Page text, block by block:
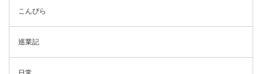
こんぴら
巡業記